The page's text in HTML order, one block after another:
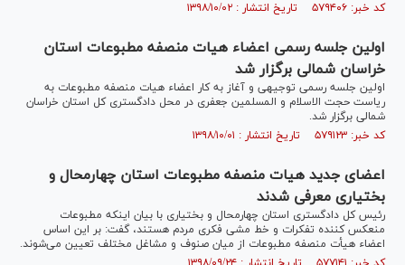
کد خبر: ۵۷۹۴۰۶ تاریخ انتشار : ۱۳۹۸/۱۰/۰۲
اولین جلسه رسمی اعضاء هیات منصفه مطبوعات استان
خراسان شمالی برگزار شد
اولین جلسه رسمی توجیهی و آغاز به کار اعضاء هیات منصفه مطبوعات به
ریاست حجت الاسلام و المسلمین جعفری در محل دادگستری کل استان خراسان
شمالی برگزار شد.
کد خبر: ۵۷۹۱۲۳ تاریخ انتشار : ۱۳۹۸/۱۰/۰۱
اعضای جدید هیات منصفه مطبوعات استان چهارمحال و
بختیاری معرفی شدند
رئیس کل دادگستری استان چهارمحال و بختیاری با بیان اینکه مطبوعات
منعکس کننده تفکرات و خط مشی فکری مردم هستند، گفت: بر این اساس
اعضاء هیأت منصفه مطبوعات از میان صنوف و مشاغل مختلف تعیین می‌شوند.